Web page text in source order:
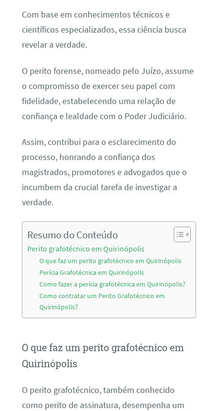
Com base em conhecimentos técnicos e
científicos especializados, essa ciência busca
revelar a verdade.
O perito forense, nomeado pelo Juízo, assume
o compromisso de exercer seu papel com
fidelidade, estabelecendo uma relação de
confiança e lealdade com o Poder Judiciário.
Assim, contribui para o esclarecimento do
processo, honrando a confiança dos
magistrados, promotores e advogados que o
incumbem da crucial tarefa de investigar a
verdade.
Resumo do Conteúdo
Perito grafotécnico em Quirinópolis
O que faz um perito grafotécnico em Quirinópolis
Perícia Grafotécnica em Quirinópolis
Como fazer a perícia grafotécnica em Quirinópolis?
Como contratar um Perito Grafotécnico em
Quirinópolis?
O que faz um perito grafotécnico em
Quirinópolis
O perito grafotécnico, também conhecido
como perito de assinatura, desempenha um